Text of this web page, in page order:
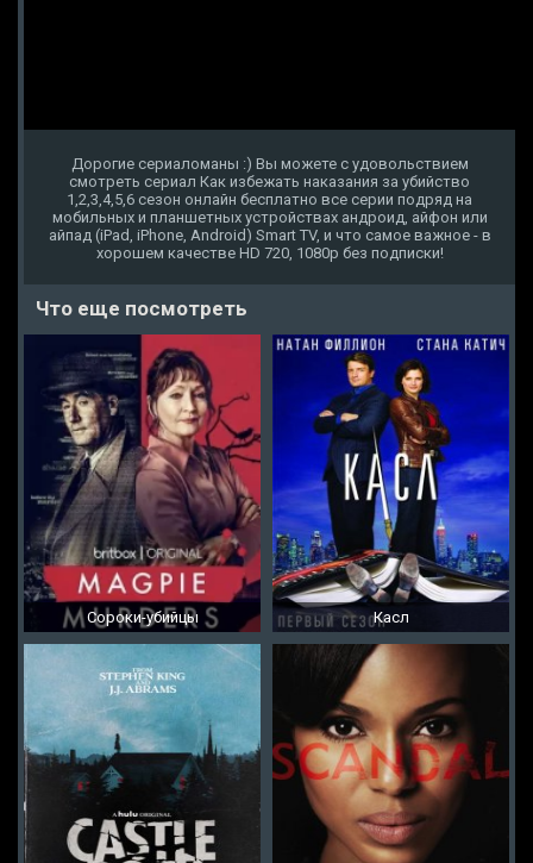
Дорогие сериаломаны :) Вы можете с удовольствием
смотреть сериал Как избежать наказания за убийство
1,2,3,4,5,6 сезон онлайн бесплатно все серии подряд на
мобильных и планшетных устройствах андроид, айфон или
айпад (iPad, iPhone, Android) Smart TV, и что самое важное - в
хорошем качестве HD 720, 1080p без подписки!
Что еще посмотреть
Сороки-убийцы Касл